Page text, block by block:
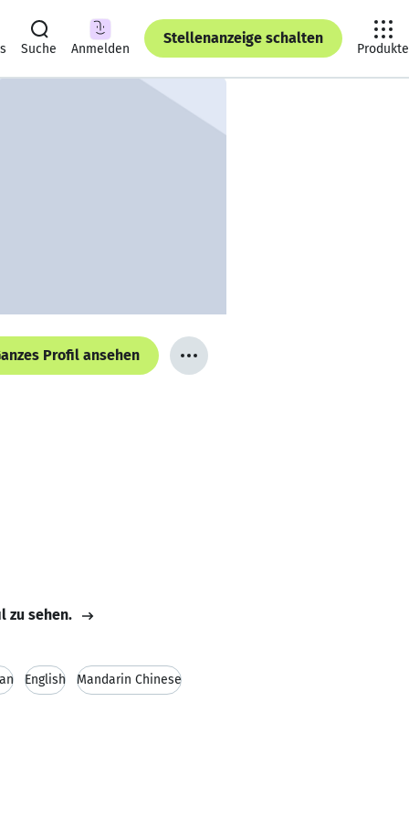
Suche Anmelden
Stellenanzeige schalten
Produkte
Profil ansehen
zu sehen.
English Mandarin Chinese